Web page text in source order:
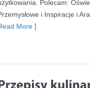
Polecam:
i Inspiracje i
More ]